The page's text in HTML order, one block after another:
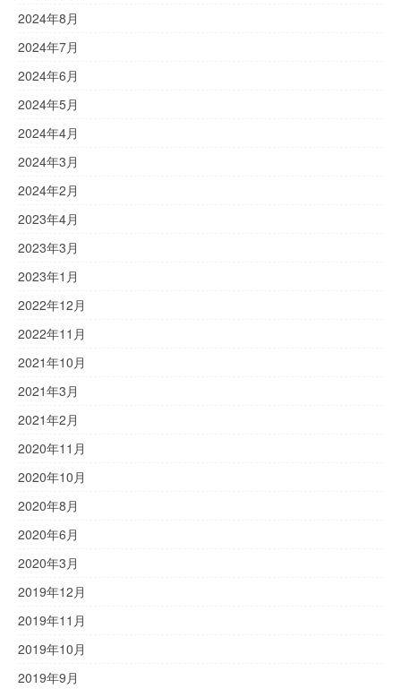
2024年8月
2024年7月
2024年6月
2024年5月
2024年4月
2024年3月
2024年2月
2023年4月
2023年3月
2023年1月
2022年12月
2022年11月
2021年10月
2021年3月
2021年2月
2020年11月
2020年10月
2020年8月
2020年6月
2020年3月
2019年12月
2019年11月
2019年10月
2019年9月